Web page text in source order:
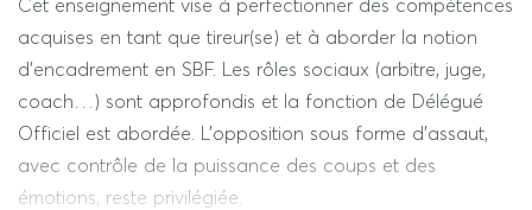
Cet enseignement vise à perfectionner des compétences
acquises en tant que tireur(se) et à aborder la notion
d’encadrement en SBF. Les rôles sociaux (arbitre, juge,
coach…) sont approfondis et la fonction de Délégué
Officiel est abordée. L’opposition sous forme d’assaut,
avec contrôle de la puissance des coups et des
émotions, reste privilégiée.